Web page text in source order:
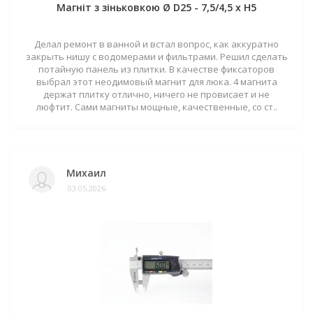
Магніт з зіньковкою Ø D25 - 7,5/4,5 х H5
Делал ремонт в ванной и встал вопрос, как аккуратно
закрыть нишу с водомерами и фильтрами. Решил сделать
потайную панель из плитки. В качестве фиксаторов
выбрал этот неодимовый магнит для люка. 4 магнита
держат плитку отлично, ничего не провисает и не
люфтит. Сами магниты мощные, качественные, со ст..
Михаил
03.05.2026